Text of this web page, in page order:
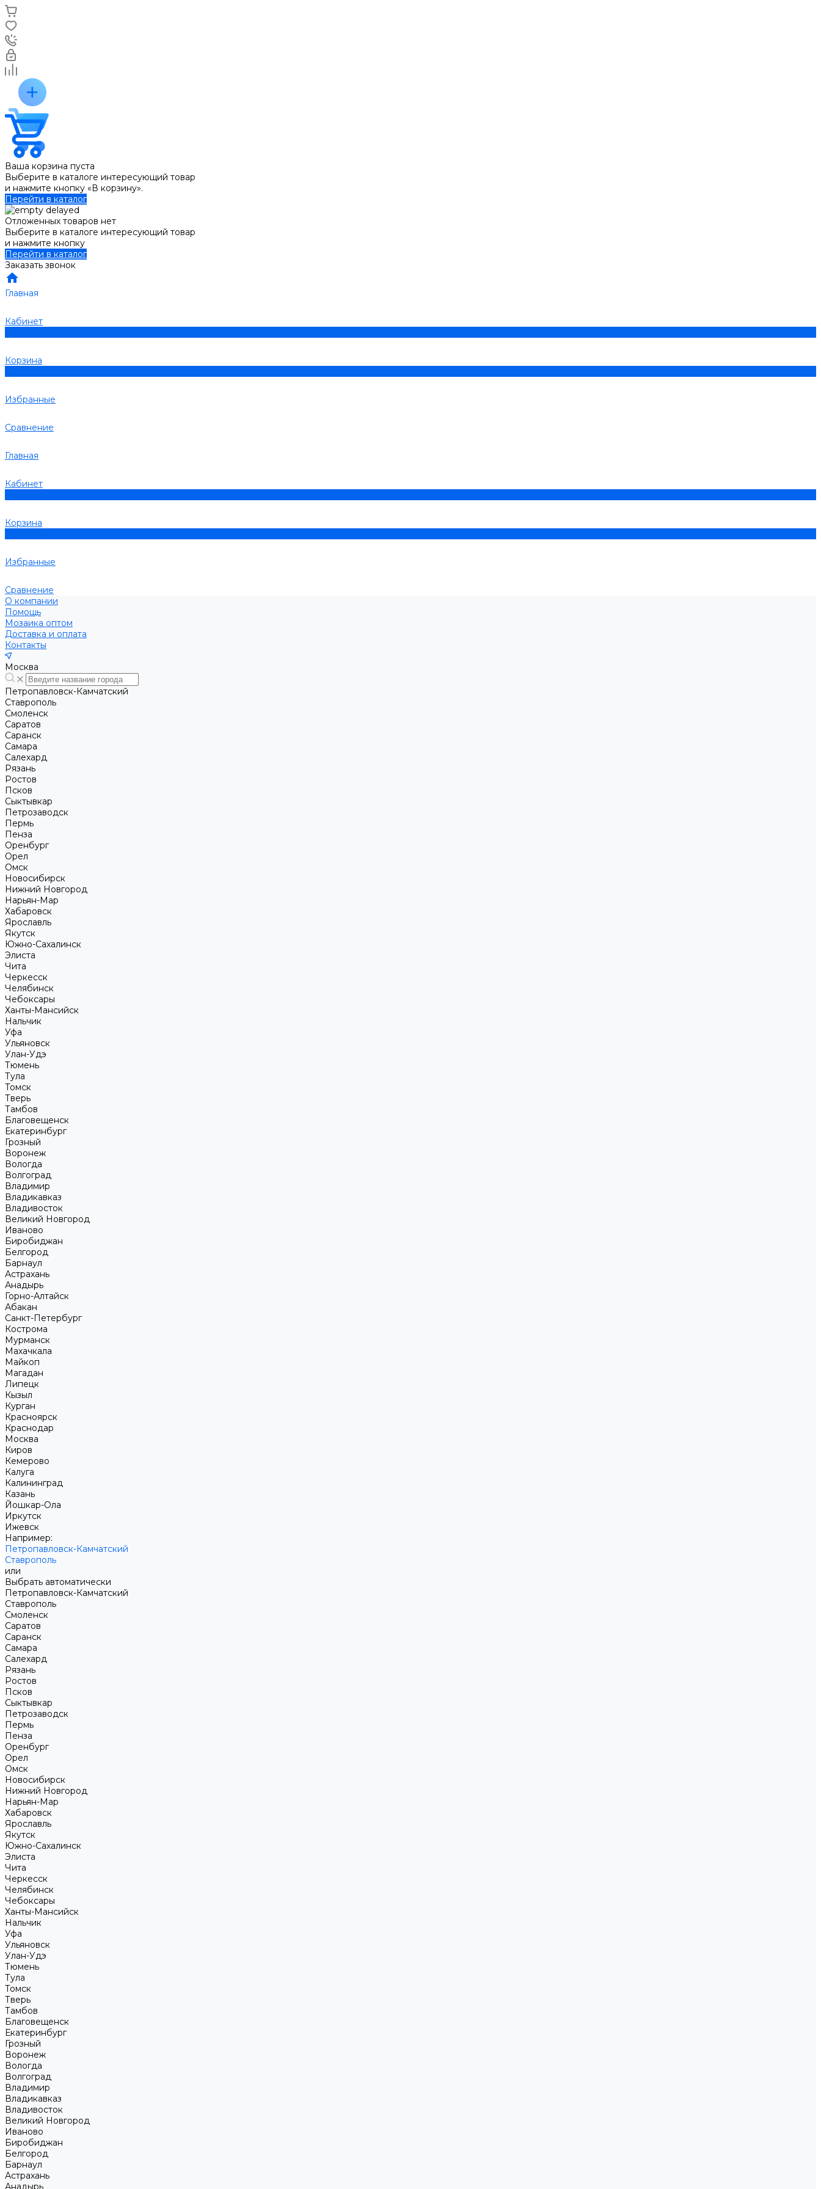
Ваша корзина пуста
Выберите в каталоге интересующий товар
и нажмите кнопку «В корзину».
Перейти в каталог
Отложенных товаров нет
Выберите в каталоге интересующий товар
и нажмите кнопку
Перейти в каталог
Заказать звонок
Главная
Кабинет
Корзина
Избранные
Сравнение
Главная
Кабинет
Корзина
Избранные
Сравнение
О компании
Помощь
Мозаика оптом
Доставка и оплата
Контакты
Москва
Петропавловск-Камчатский
Ставрополь
Смоленск
Саратов
Саранск
Самара
Салехард
Рязань
Ростов
Псков
Сыктывкар
Петрозаводск
Пермь
Пенза
Оренбург
Орел
Омск
Новосибирск
Нижний Новгород
Нарьян-Мар
Хабаровск
Ярославль
Якутск
Южно-Сахалинск
Элиста
Чита
Черкесск
Челябинск
Чебоксары
Ханты-Мансийск
Нальчик
Уфа
Ульяновск
Улан-Удэ
Тюмень
Тула
Томск
Тверь
Тамбов
Благовещенск
Екатеринбург
Грозный
Воронеж
Вологда
Волгоград
Владимир
Владикавказ
Владивосток
Великий Новгород
Иваново
Биробиджан
Белгород
Барнаул
Астрахань
Анадырь
Горно-Алтайск
Абакан
Санкт-Петербург
Кострома
Мурманск
Махачкала
Майкоп
Магадан
Липецк
Кызыл
Курган
Красноярск
Краснодар
Москва
Киров
Кемерово
Калуга
Калининград
Казань
Йошкар-Ола
Иркутск
Ижевск
Например:
Петропавловск-Камчатский
Ставрополь
или
Выбрать автоматически
Петропавловск-Камчатский
Ставрополь
Смоленск
Саратов
Саранск
Самара
Салехард
Рязань
Ростов
Псков
Сыктывкар
Петрозаводск
Пермь
Пенза
Оренбург
Орел
Омск
Новосибирск
Нижний Новгород
Нарьян-Мар
Хабаровск
Ярославль
Якутск
Южно-Сахалинск
Элиста
Чита
Черкесск
Челябинск
Чебоксары
Ханты-Мансийск
Нальчик
Уфа
Ульяновск
Улан-Удэ
Тюмень
Тула
Томск
Тверь
Тамбов
Благовещенск
Екатеринбург
Грозный
Воронеж
Вологда
Волгоград
Владимир
Владикавказ
Владивосток
Великий Новгород
Иваново
Биробиджан
Белгород
Барнаул
Астрахань
Анадырь